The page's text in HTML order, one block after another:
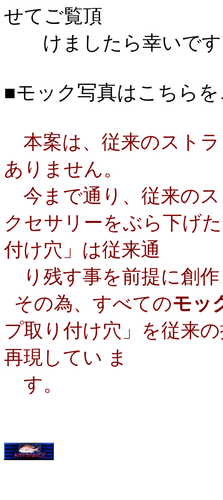
せてご覧頂
けましたら幸いで
■モック写真はこちら
本案は、従来のスト
ありません。
今まで通り、従来の
クセサリーをぶら下げ
付け穴」は従来通
り残す事を前提に創
その為、すべてのモッ
プ取り付け穴」を従来
再現してい ま
す。